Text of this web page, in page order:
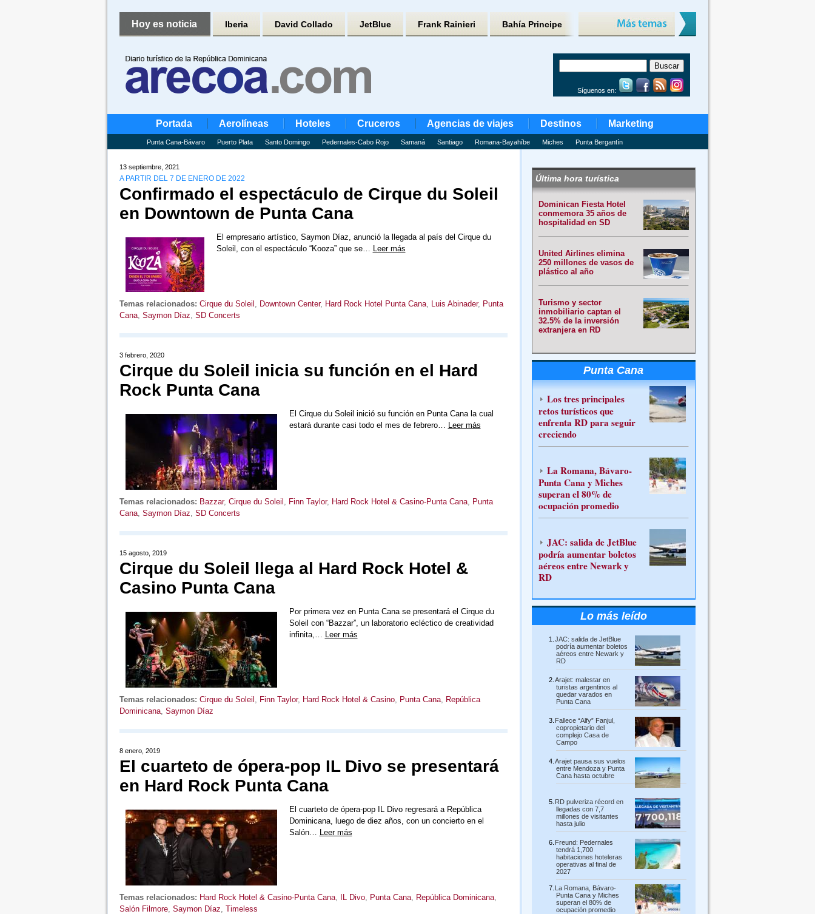
Hoy es noticia Iberia David Collado JetBlue Frank Rainieri Bahía Principe
Síguenos en:
Portada Aerolíneas Hoteles Cruceros Agencias de viajes Destinos Marketing
Punta Cana-Bávaro Puerto Plata Santo Domingo Pedernales-Cabo Rojo Samaná Santiago Romana-Bayahíbe Miches Punta Bergantín
13 septiembre, 2021
A PARTIR DEL 7 DE ENERO DE 2022
Confirmado el espectáculo de Cirque du Soleil
en Downtown de Punta Cana
El empresario artístico, Saymon Díaz, anunció la llegada al país del Cirque du
Soleil, con el espectáculo “Kooza” que se… Leer más
Temas relacionados: Cirque du Soleil , Downtown Center, Hard Rock Hotel Punta Cana, Luis Abinader, Punta
Cana, Saymon Díaz, SD Concerts
3 febrero, 2020
Cirque du Soleil inicia su función en el Hard
Rock Punta Cana
El Cirque du Soleil inició su función en Punta Cana la cual
estará durante casi todo el mes de febrero… Leer más
Temas relacionados: Bazzar, Cirque du Soleil , Finn Taylor, Hard Rock Hotel & Casino-Punta Cana, Punta
Cana, Saymon Díaz, SD Concerts
15 agosto, 2019
Cirque du Soleil llega al Hard Rock Hotel &
Casino Punta Cana
Por primera vez en Punta Cana se presentará el Cirque du
Soleil con “Bazzar”, un laboratorio ecléctico de creatividad
infinita,… Leer más
Temas relacionados: Cirque du Soleil , Finn Taylor, Hard Rock Hotel & Casino, Punta Cana, República
Dominicana, Saymon Díaz
8 enero, 2019
El cuarteto de ópera-pop IL Divo se presentará
en Hard Rock Punta Cana
El cuarteto de ópera-pop IL Divo regresará a República
Dominicana, luego de diez años, con un concierto en el
Salón… Leer más
Temas relacionados: Hard Rock Hotel & Casino-Punta Cana, IL Divo, Punta Cana, República Dominicana,
Salón Filmore, Saymon Díaz, Timeless
Última hora turística
Dominican Fiesta Hotel
conmemora 35 años de
hospitalidad en SD
United Airlines elimina
250 millones de vasos de
plástico al año
Turismo y sector
inmobiliario captan el
32.5% de la inversión
extranjera en RD
Punta Cana
Los tres principales
retos turísticos que
enfrenta RD para seguir
creciendo
La Romana, Bávaro-
Punta Cana y Miches
superan el 80% de
ocupación promedio
JAC: salida de JetBlue
podría aumentar boletos
aéreos entre Newark y
RD
Lo más leído
JAC: salida de JetBlue
podría aumentar boletos
aéreos entre Newark y
RD
Arajet: malestar en
turistas argentinos al
quedar varados en
Punta Cana
Fallece “Alfy” Fanjul,
copropietario del
complejo Casa de
Campo
Arajet pausa sus vuelos
entre Mendoza y Punta
Cana hasta octubre
RD pulveriza récord en
llegadas con 7,7
millones de visitantes
hasta julio
Freund: Pedernales
tendrá 1,700
habitaciones hoteleras
operativas al final de
2027
La Romana, Bávaro-
Punta Cana y Miches
superan el 80% de
ocupación promedio